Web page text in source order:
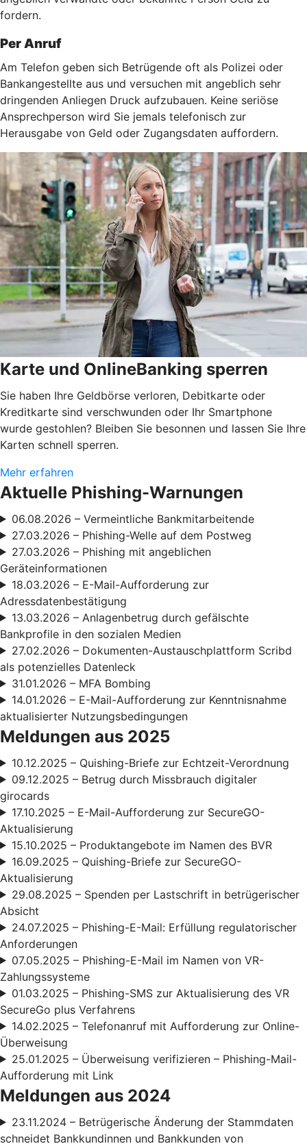
fordern.
Per Anruf
Am Telefon geben sich Betrügende oft als Polizei oder
Bankangestellte aus und versuchen mit angeblich sehr
dringenden Anliegen Druck aufzubauen. Keine seriöse
Ansprechperson wird Sie jemals telefonisch zur
Herausgabe von Geld oder Zugangsdaten auffordern.
Karte und OnlineBanking sperren
Sie haben Ihre Geldbörse verloren, Debitkarte oder
Kreditkarte sind verschwunden oder Ihr Smartphone
wurde gestohlen? Bleiben Sie besonnen und lassen Sie Ihre
Karten schnell sperren.
Mehr erfahren
Aktuelle Phishing-Warnungen
06.08.2026 – Vermeintliche Bankmitarbeitende
27.03.2026 – Phishing-Welle auf dem Postweg
27.03.2026 – Phishing mit angeblichen
Geräteinformationen
18.03.2026 – E-Mail-Aufforderung zur
Adressdatenbestätigung
13.03.2026 – Anlagenbetrug durch gefälschte
Bankprofile in den sozialen Medien
27.02.2026 – Dokumenten-Austauschplattform Scribd
als potenzielles Datenleck
31.01.2026 – MFA Bombing
14.01.2026 – E-Mail-Aufforderung zur Kenntnisnahme
aktualisierter Nutzungsbedingungen
Meldungen aus 2025
10.12.2025 – Quishing-Briefe zur Echtzeit-Verordnung
09.12.2025 – Betrug durch Missbrauch digitaler
girocards
17.10.2025 – E-Mail-Aufforderung zur SecureGO-
Aktualisierung
15.10.2025 – Produktangebote im Namen des BVR
16.09.2025 – Quishing-Briefe zur SecureGO-
Aktualisierung
29.08.2025 – Spenden per Lastschrift in betrügerischer
Absicht
24.07.2025 – Phishing-E-Mail: Erfüllung regulatorischer
Anforderungen
07.05.2025 – Phishing-E-Mail im Namen von VR-
Zahlungssysteme
01.03.2025 – Phishing-SMS zur Aktualisierung des VR
SecureGo plus Verfahrens
14.02.2025 – Telefonanruf mit Aufforderung zur Online-
Überweisung
25.01.2025 – Überweisung verifizieren – Phishing-Mail-
Aufforderung mit Link
Meldungen aus 2024
23.11.2024 – Betrügerische Änderung der Stammdaten
schneidet Bankkundinnen und Bankkunden von